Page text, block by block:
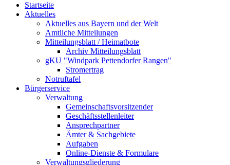
Startseite
Aktuelles
Aktuelles aus Bayern und der Welt
Amtliche Mitteilungen
Mitteilungsblatt / Heimatbote
Archiv Mitteilungsblatt
gKU "Windpark Pettendorfer Rangen"
Stromertrag
Notruftafel
Bürgerservice
Verwaltung
Gemeinschaftsvorsitzender
Geschäftsstellenleiter
Ansprechpartner
Ämter & Sachgebiete
Aufgaben
Online-Dienste & Formulare
Verwaltungsgliederung